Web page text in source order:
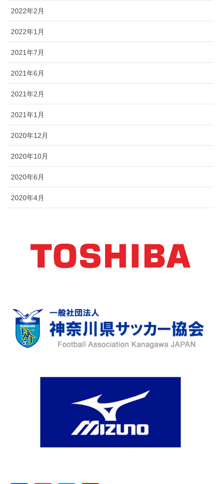
2022年2月
2022年1月
2021年7月
2021年6月
2021年2月
2021年1月
2020年12月
2020年10月
2020年6月
2020年4月